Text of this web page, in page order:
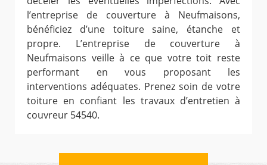
l’entreprise de couverture à Neufmaisons,
bénéficiez d’une toiture saine, étanche et
propre. L’entreprise de couverture à
Neufmaisons veille à ce que votre toit reste
performant en vous proposant les
interventions adéquates. Prenez soin de votre
toiture en confiant les travaux d’entretien à
couvreur 54540.